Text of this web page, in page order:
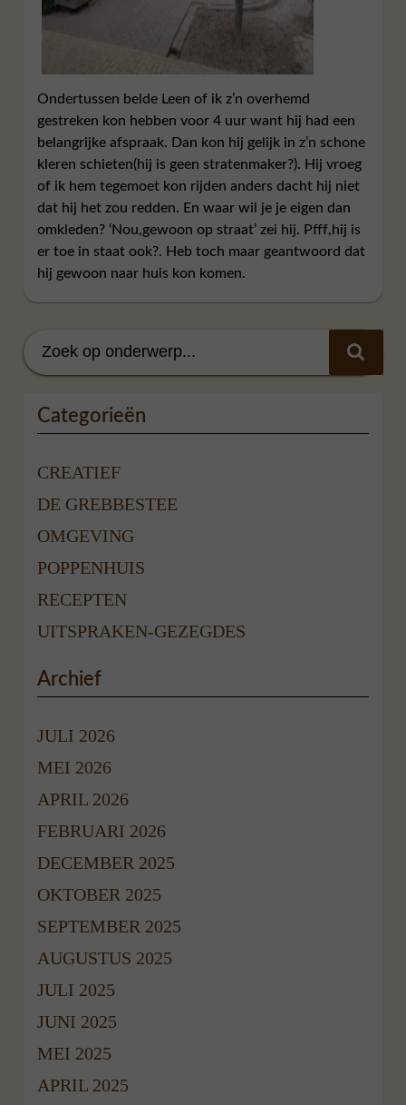
Ondertussen belde Leen of ik z’n overhemd
gestreken kon hebben voor 4 uur want hij had een
belangrijke afspraak. Dan kon hij gelijk in z’n schone
kleren schieten(hij is geen stratenmaker?). Hij vroeg
of ik hem tegemoet kon rijden anders dacht hij niet
dat hij het zou redden. En waar wil je je eigen dan
omkleden? ‘Nou,gewoon op straat’ zei hij. Pfff,hij is
er toe in staat ook?. Heb toch maar geantwoord dat
hij gewoon naar huis kon komen.
Categorieën
CREATIEF
DE GREBBESTEE
OMGEVING
POPPENHUIS
RECEPTEN
UITSPRAKEN-GEZEGDES
Archief
JULI 2026
MEI 2026
APRIL 2026
FEBRUARI 2026
DECEMBER 2025
OKTOBER 2025
SEPTEMBER 2025
AUGUSTUS 2025
JULI 2025
JUNI 2025
MEI 2025
APRIL 2025